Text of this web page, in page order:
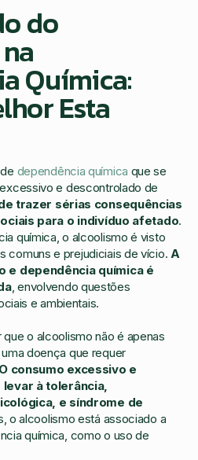
do
Química:
Esta
dependência química que se
e descontrolado de
trazer sérias consequências
para o indivíduo afetado.
química, o alcoolismo é visto
comuns e prejudiciais de vício. A
e dependência química é
, envolvendo questões
e ambientais.
o alcoolismo não é apenas
doença que requer
O consumo excessivo e
à tolerância,
e síndrome de
o alcoolismo está associado a
química, como o uso de